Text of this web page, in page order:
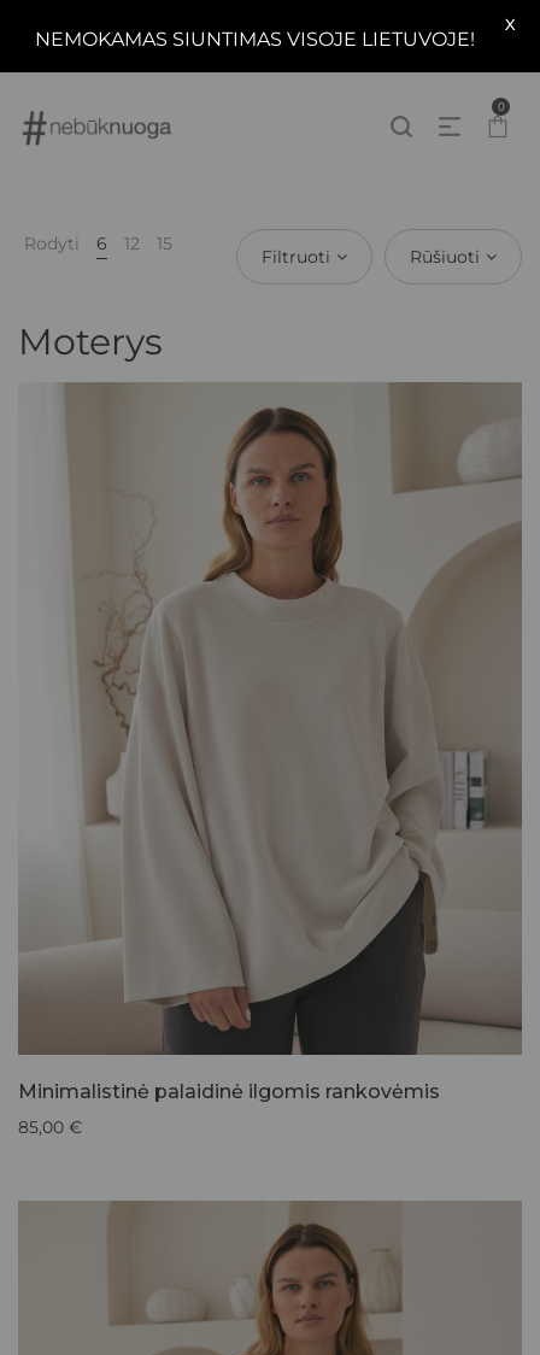
0
Rodyti 6 12 15
Filtruoti Rūšiuoti
Moterys
Minimalistinė palaidinė ilgomis rankovėmis
85,00 €
NEMOKAMAS SIUNTIMAS VISOJE LIETUVOJE!
X